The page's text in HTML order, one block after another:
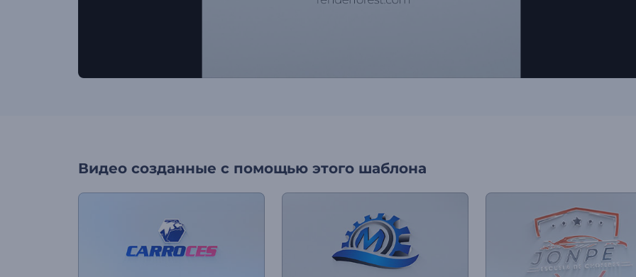
Видео созданные с помощью этого шаблона